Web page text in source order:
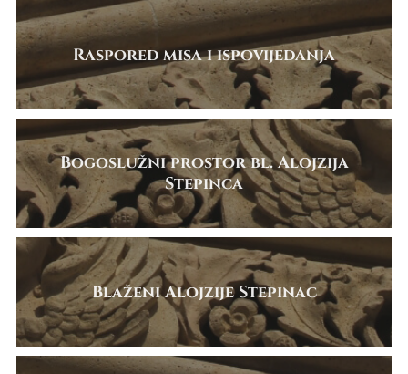
Raspored misa i ispovijedanja
Bogoslužni prostor bl. Alojzija
Stepinca
Blaženi Alojzije Stepinac